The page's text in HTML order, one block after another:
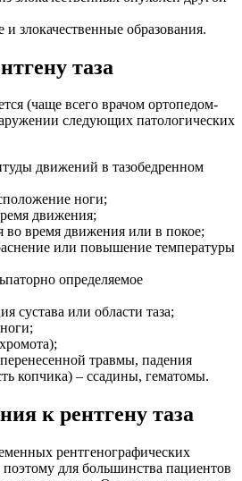
и злокачественные образования.
таза
(чаще всего врачом ортопедом-
следующих патологических
движений в тазобедренном
ноги;
движения;
время движения или в покое;
или повышение температуры
определяемое
сустава или области таза;
травмы, падения
копчика) – ссадины, гематомы.
к рентгену таза
рентгенографических
для большинства пациентов